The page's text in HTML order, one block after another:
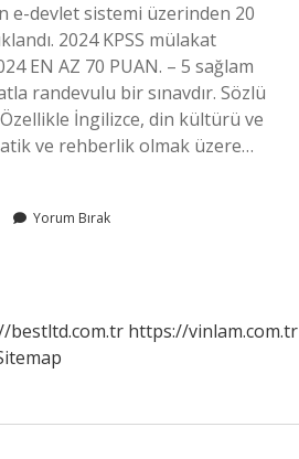
e-devlet sistemi üzerinden 20
2024 KPSS mülakat
EN AZ 70 PUAN. – 5 sağlam
randevulu bir sınavdır. Sözlü
İngilizce, din kültürü ve
ve rehberlik olmak üzere…
Yorum Bırak
bestltd.com.tr https://vinlam.com.tr